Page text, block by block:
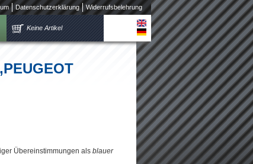
Datenschutzerklärung Widerrufsbelehrung
Keine Artikel
Übereinstimmungen als blauer